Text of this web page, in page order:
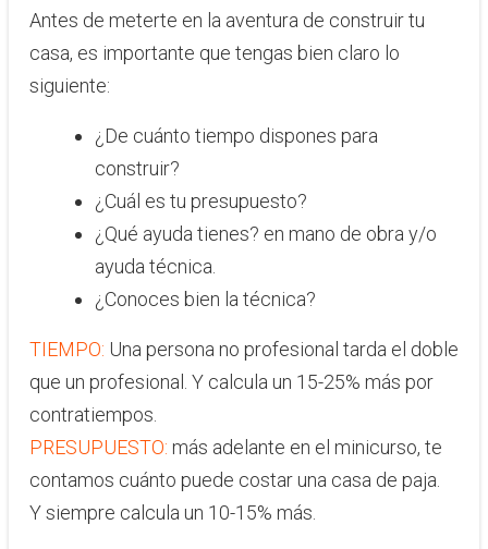
​​Antes de meterte en la aventura de construir tu
casa, es importante que tengas bien claro lo
siguiente:
¿De cuánto tiempo dispones para
construir?
¿Cuál es tu presupuesto?
¿Qué ayuda tienes? en mano de obra y/o
ayuda técnica.
¿Conoces bien la técnica?
TIEMPO: Una persona no profesional tarda el doble
que un profesional. Y calcula un 15-25% más por
contratiempos.
PRESUPUESTO: más adelante en el minicurso, te
contamos cuánto puede costar una casa de paja.
Y siempre calcula un 10-15% más.